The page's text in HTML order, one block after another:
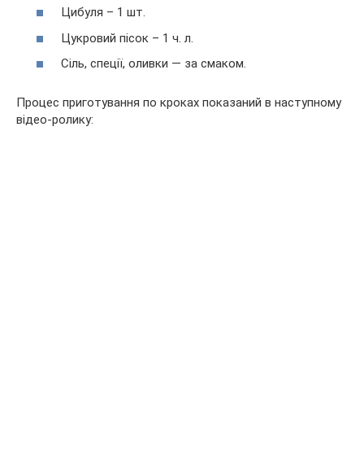
Цибуля – 1 шт.
Цукровий пісок – 1 ч. л.
Сіль, спеції, оливки — за смаком.
Процес приготування по кроках показаний в наступному
відео-ролику: